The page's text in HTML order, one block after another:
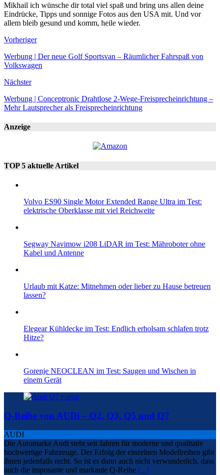
Mikhail ich wünsche dir total viel spaß und bring uns allen deine
Eindrücke, Tipps und sonnige Fotos aus den USA mit. Und vor
allem bleib gesund und komm, heile wieder.
Vorheriger
Werbung | Der neue Golf Sportsvan – Räumlicher Fahrspaß von
Volkswagen
Nächster
Werbung | Conceptronic Drahtlose 2-Wege-Freisprecheinrichtung –
Mehr Lautsprecher als Freisprecheinrichtung
Anzeige
TOP 5 aktuelle Artikel
Volvo ES90 Single Motor Extended Range Ultra im Test:
elektrische Oberklasse mit viel Reichweite
Segway Navimow i208 LiDAR im Test: Mähroboter ohne
Kabel und Antenne
Urlaub mit Katze: Mitnehmen oder lieber zu Hause betreuen
lassen?
Elegear Kühldecke im Test: Endlich erholsam schlafen trotz
Hitze?
Gorenje NEOCLEAN im Test: Saugen und Wischen in
einem Gerät
Q-Reihe von AUDi – Q2, Q3, Q5 und Q7
AUDI
Die Automarke Audi steht seit Jahren für moderne und qualitativ
hochwertige Fahrzeuge. Der Erfolg der einzelnen Modellreihen gibt
ihnen jedenfalls recht. So ist es dann auch nicht verwunderlich, dass
auch die imposante und markante Q-Reihe [...]